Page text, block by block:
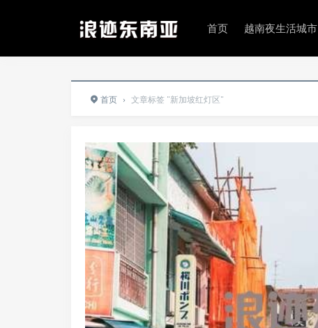
首页 越南夜生活城市
首页 › 文章标签 "新加坡红灯区"